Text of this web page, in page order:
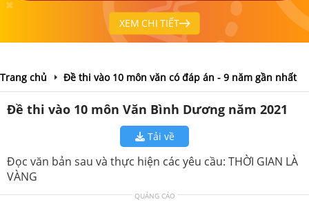
XEM CHI TIẾT
Trang chủ Đề thi vào 10 môn văn có đáp án - 9 năm gần nhất
Đề thi vào 10 môn Văn Bình Dương năm 2021
Tải về
Đọc văn bản sau và thực hiện các yêu cầu: THỜI GIAN LÀ
VÀNG
QUẢNG CÁO